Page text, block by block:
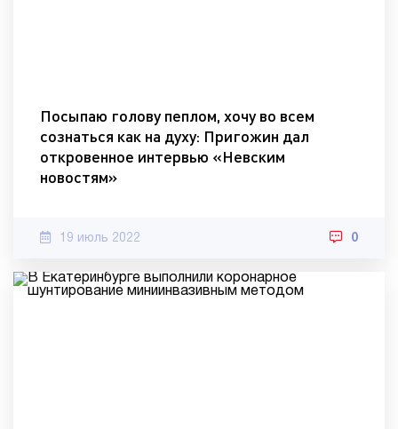
Посыпаю голову пеплом, хочу во всем
сознаться как на духу: Пригожин дал
откровенное интервью «Невским
новостям»
19 июль 2022 0